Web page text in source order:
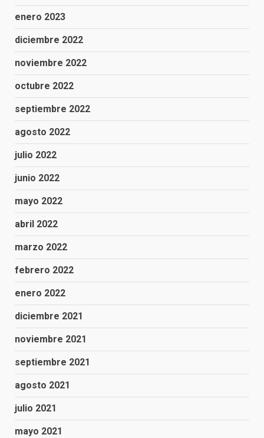
enero 2023
diciembre 2022
noviembre 2022
octubre 2022
septiembre 2022
agosto 2022
julio 2022
junio 2022
mayo 2022
abril 2022
marzo 2022
febrero 2022
enero 2022
diciembre 2021
noviembre 2021
septiembre 2021
agosto 2021
julio 2021
mayo 2021